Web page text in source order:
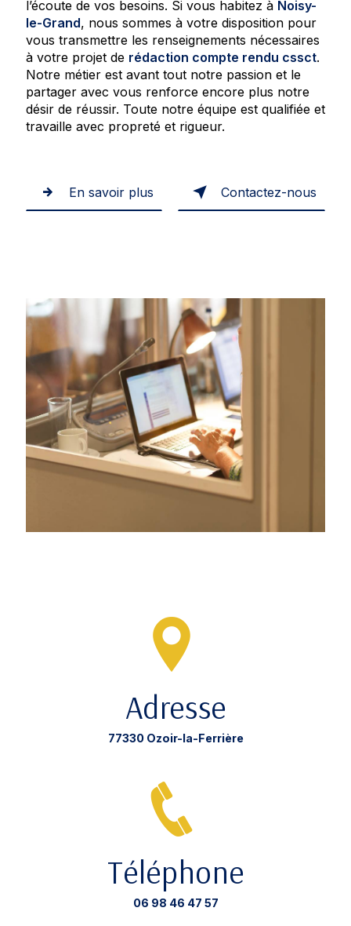
l’écoute de vos besoins. Si vous habitez à Noisy-
le-Grand, nous sommes à votre disposition pour
vous transmettre les renseignements nécessaires
à votre projet de rédaction compte rendu cssct.
Notre métier est avant tout notre passion et le
partager avec vous renforce encore plus notre
désir de réussir. Toute notre équipe est qualifiée et
travaille avec propreté et rigueur.
En savoir plus Contactez-nous
Adresse
77330 Ozoir-la-Ferrière
Téléphone
06 98 46 47 57